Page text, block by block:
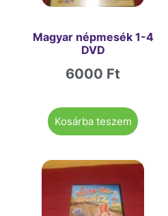
Magyar népmesék 1-4
DVD
6000 Ft
Kosárba teszem